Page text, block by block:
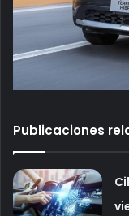
Publicaciones